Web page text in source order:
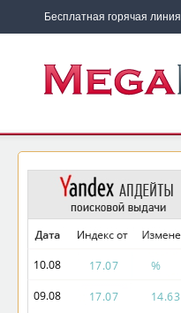
Бесплатная горячая линия